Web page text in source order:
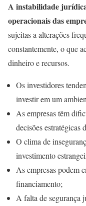
A instabilidade
operacionais das
sujeitas a alterações
constantemente, o que
dinheiro e recursos.
Os investidores
investir em um
As empresas têm
decisões estratégicas
O clima de
investimento
As empresas podem
financiamento;
A falta de segurança